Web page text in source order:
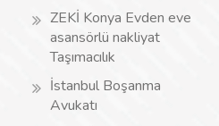
ZEKİ Konya Evden eve
asansörlü nakliyat
Taşımacılık
İstanbul Boşanma
Avukatı